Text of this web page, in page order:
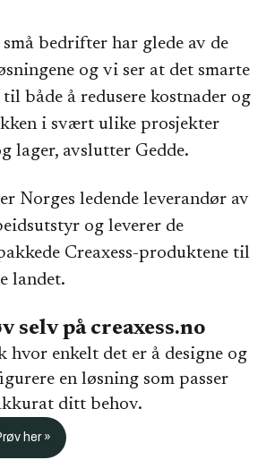
bedrifter har glede av de
og vi ser at det smarte
både å redusere kostnader og
i svært ulike prosjekter
lager, avslutter Gedde.
Norges ledende leverandør av
og leverer de
Creaxess-produktene til
landet.
selv på creaxess.no
hvor enkelt det er å designe og
en løsning som passer
ditt behov.
her »